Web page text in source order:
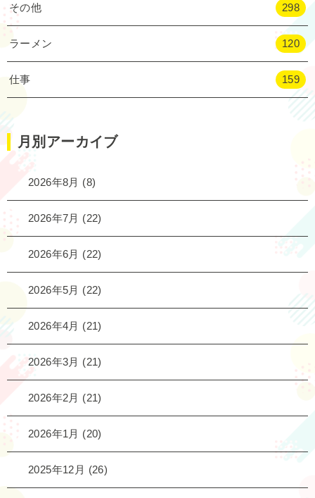
その他 298
ラーメン 120
仕事 159
月別アーカイブ
2026年8月 (8)
2026年7月 (22)
2026年6月 (22)
2026年5月 (22)
2026年4月 (21)
2026年3月 (21)
2026年2月 (21)
2026年1月 (20)
2025年12月 (26)